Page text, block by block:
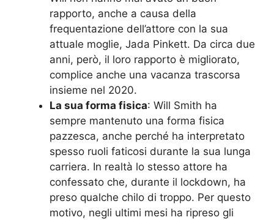
rapporto, anche a causa della
frequentazione dell’attore con la sua
attuale moglie, Jada Pinkett. Da circa due
anni, però, il loro rapporto è migliorato,
complice anche una vacanza trascorsa
insieme nel 2020.
La sua forma fisica: Will Smith ha
sempre mantenuto una forma fisica
pazzesca, anche perché ha interpretato
spesso ruoli faticosi durante la sua lunga
carriera. In realtà lo stesso attore ha
confessato che, durante il lockdown, ha
preso qualche chilo di troppo. Per questo
motivo, negli ultimi mesi ha ripreso gli